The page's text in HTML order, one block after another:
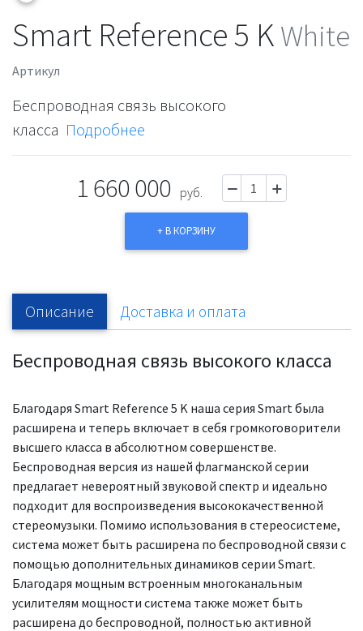
Smart Reference 5 KWhite
Артикул
Беспроводная связь высокого
класса Подробнее
1 660 000 руб.
+ В КОРЗИНУ
Описание Доставка и оплата
Беспроводная связь высокого класса
Благодаря Smart Reference 5 K наша серия Smart была
расширена и теперь включает в себя громкоговорители
высшего класса в абсолютном совершенстве.
Беспроводная версия из нашей флагманской серии
предлагает невероятный звуковой спектр и идеально
подходит для воспроизведения высококачественной
стереомузыки. Помимо использования в стереосистеме,
система может быть расширена по беспроводной связи с
помощью дополнительных динамиков серии Smart.
Благодаря мощным встроенным многоканальным
усилителям мощности система также может быть
расширена до беспроводной, полностью активной